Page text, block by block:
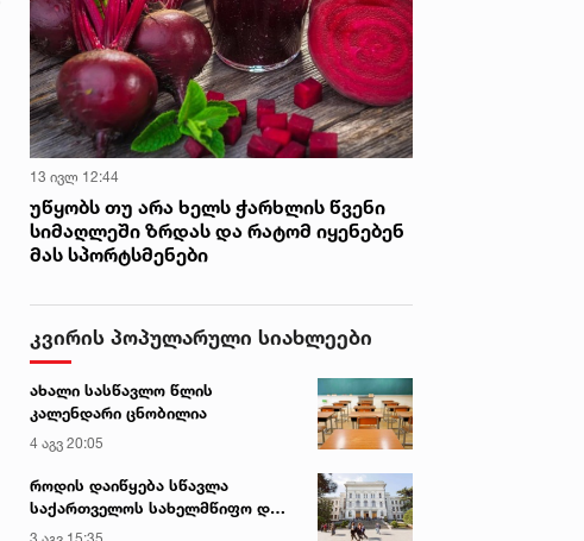
13 ივლ 12:44
უწყობს თუ არა ხელს ჭარხლის წვენი
სიმაღლეში ზრდას და რატომ იყენებენ
მას სპორტსმენები
კვირის პოპულარული სიახლეები
ახალი სასწავლო წლის
კალენდარი ცნობილია
4 აგვ 20:05
როდის დაიწყება სწავლა
საქართველოს სახელმწიფო და
კერძო უნივერსიტეტებში